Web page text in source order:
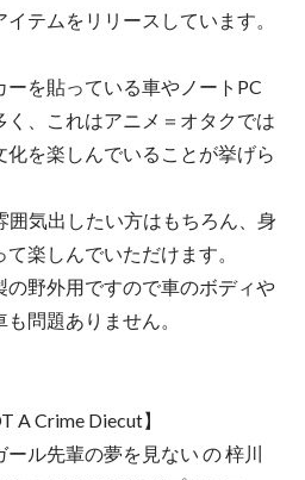
テムをリリースしています。
を貼っている車やノートPC
く、これはアニメ＝オタクでは
を楽しんでいることが挙げら
囲気出したい方はもちろん、身
楽しんでいただけます。
の野外用ですので車のボディや
問題ありません。
A Crime Diecut】
ル先輩の夢を見ない の 梓川